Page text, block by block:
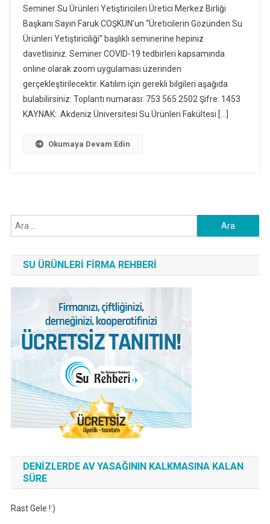
Seminer Su Ürünleri Yetiştiricileri Üretici Merkez Birliği
Başkanı Sayın Faruk COŞKUN’un “Üreticilerin Gözünden Su
Ürünleri Yetiştiriciliği” başlıklı seminerine hepiniz
davetlisiniz. Seminer COVID-19 tedbirleri kapsamında
online olarak zoom uygulaması üzerinden
gerçekleştirilecektir. Katılım için gerekli bilgileri aşağıda
bulabilirsiniz. Toplantı numarası: 753 565 2502 Şifre: 1453
KAYNAK: Akdeniz Üniversitesi Su Ürünleri Fakültesi […]
Okumaya Devam Edin
Arama:
SU ÜRÜNLERI FIRMA REHBERI
DENIZLERDE AV YASAĞININ KALKMASINA KALAN
SÜRE
Rast Gele !:)